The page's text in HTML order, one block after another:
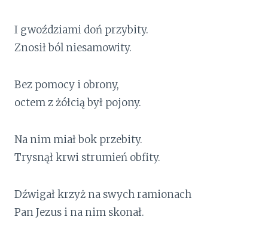
I gwoździami doń przybity.
Znosił ból niesamowity.
Bez pomocy i obrony,
octem z żółcią był pojony.
Na nim miał bok przebity.
Trysnął krwi strumień obfity.
Dźwigał krzyż na swych ramionach
Pan Jezus i na nim skonał.